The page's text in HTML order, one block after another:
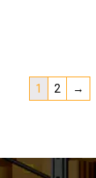
1 2 →